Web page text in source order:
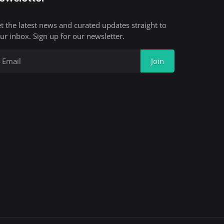
the latest news and curated updates straight to
inbox. Sign up for our newsletter.
Join